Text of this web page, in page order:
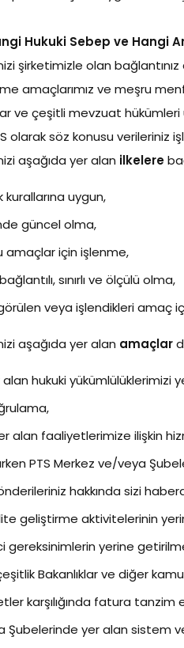
Hukuki Sebep ve Hangi
şirketimizle olan
amaçlarımız ve meşru
ve çeşitli mevzuat hükümleri
olarak söz konusu verileriniz
aşağıda yer alan ilkelere
uygun,
güncel olma,
amaçlar için işlenme,
sınırlı ve ölçülü olma,
veya işlendikleri amaç
aşağıda yer alan amaçlar
hukuki yükümlülüklerimizi
alan faaliyetlerimize ilişkin
PTS Merkez ve/veya
hakkında sizi
geliştirme aktivitelerinin
gereksinimlerin yerine
Bakanlıklar ve diğer
karşılığında fatura tanzim
Şubelerinde yer alan sistem